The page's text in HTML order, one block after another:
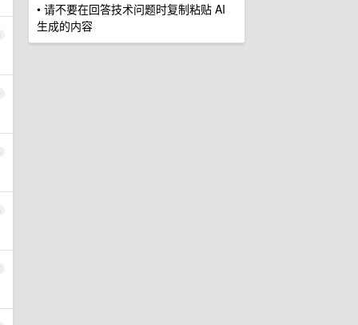
• 请不要在回答技术问题时复制粘贴 AI
生成的内容